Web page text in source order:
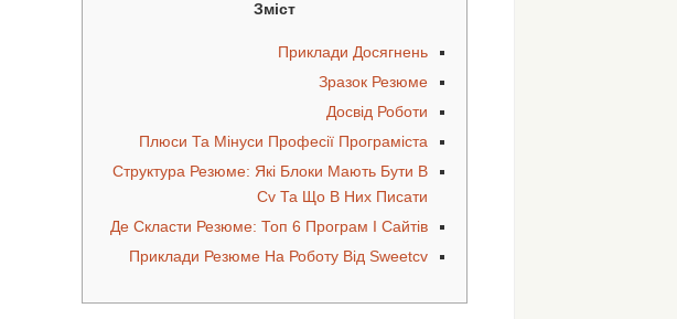
Зміст
Приклади Досягнень
Зразок Резюме
Досвід Роботи
Плюси Та Мінуси Професії Програміста
Структура Резюме: Які Блоки Мають Бути В
Cv Та Що В Них Писати
Де Скласти Резюме: Топ 6 Програм І Сайтів
Приклади Резюме На Роботу Від Sweetcv